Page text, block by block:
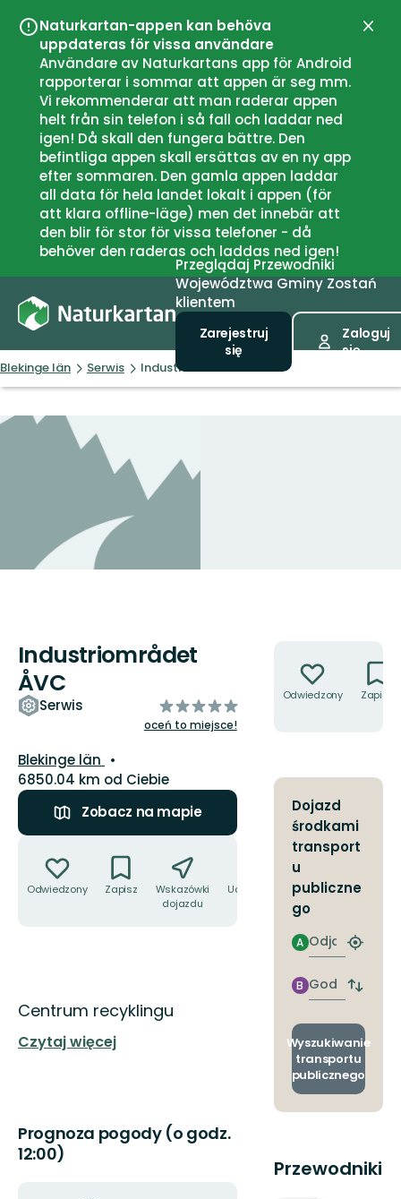
Naturkartan-appen kan behöva
uppdateras för vissa användare
Användare av Naturkartans app för Android
rapporterar i sommar att appen är seg mm.
Vi rekommenderar att man raderar appen
helt från sin telefon i så fall och laddar ned
igen! Då skall den fungera bättre. Den
befintliga appen skall ersättas av en ny app
efter sommaren. Den gamla appen laddar
all data för hela landet lokalt i appen (för
att klara offline-läge) men det innebär att
den blir för stor för vissa telefoner - då
behöver den raderas och laddas ned igen!
Przeglądaj Przewodniki
Województwa Gminy Zostań
klientem
Zarejestruj
się
Zaloguj
się
Blekinge län Serwis Industriområdet ÅVC
Industriområdet
ÅVC
Serwis
z
5
oceń to miejsce!
Województwo:
Blekinge län
6850.04 km od Ciebie
Zobacz na mapie
Odwiedzony Zapisz
Wskazówki
dojazdu
Udostępnij
Opis
Centrum recyklingu
Czytaj więcej
Prognoza pogody (o godz.
12:00)
Odwiedzony Zapisz
Dojazd
środkami
transport
u
publiczne
go
Odjazd
A
Znajdź
Godzinie
przyjazdu
B
Zmiana
i
Wyszukiwanie
transportu
publicznego
Przewodniki